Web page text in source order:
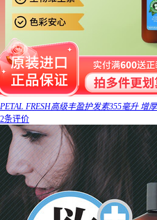
PETAL FRESH高级丰盈护发素355毫升 增
2条评价